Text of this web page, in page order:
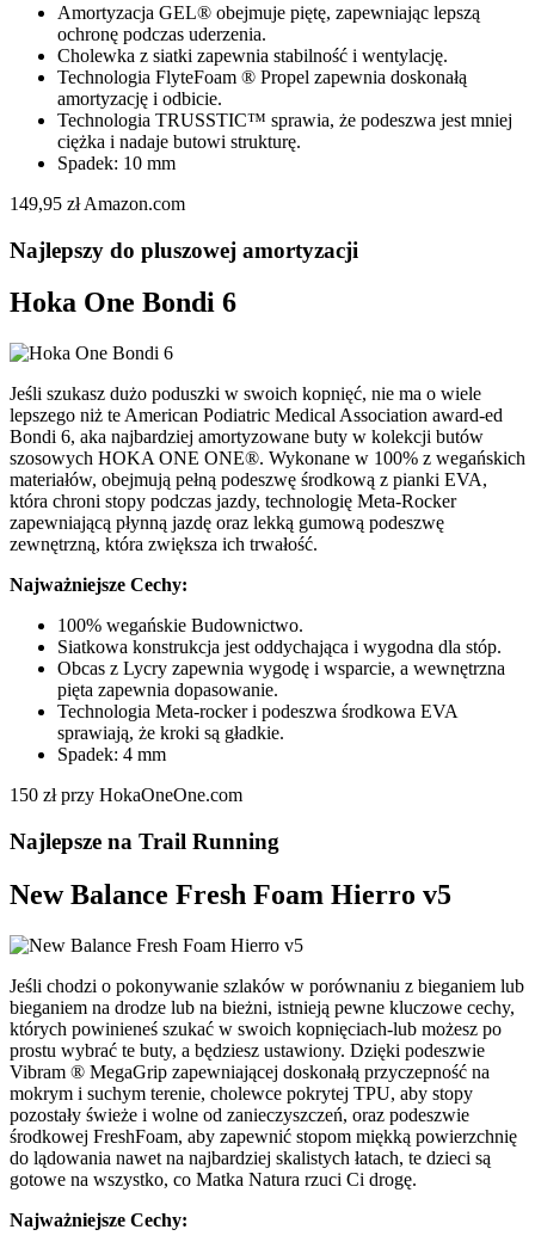
Amortyzacja GEL® obejmuje piętę, zapewniając lepszą
ochronę podczas uderzenia.
Cholewka z siatki zapewnia stabilność i wentylację.
Technologia FlyteFoam ® Propel zapewnia doskonałą
amortyzację i odbicie.
Technologia TRUSSTIC™ sprawia, że podeszwa jest mniej
ciężka i nadaje butowi strukturę.
Spadek: 10 mm
149,95 zł Amazon.com
Najlepszy do pluszowej amortyzacji
Hoka One Bondi 6
Jeśli szukasz dużo poduszki w swoich kopnięć, nie ma o wiele
lepszego niż te American Podiatric Medical Association award-ed
Bondi 6, aka najbardziej amortyzowane buty w kolekcji butów
szosowych HOKA ONE ONE®. Wykonane w 100% z wegańskich
materiałów, obejmują pełną podeszwę środkową z pianki EVA,
która chroni stopy podczas jazdy, technologię Meta-Rocker
zapewniającą płynną jazdę oraz lekką gumową podeszwę
zewnętrzną, która zwiększa ich trwałość.
Najważniejsze Cechy:
100% wegańskie Budownictwo.
Siatkowa konstrukcja jest oddychająca i wygodna dla stóp.
Obcas z Lycry zapewnia wygodę i wsparcie, a wewnętrzna
pięta zapewnia dopasowanie.
Technologia Meta-rocker i podeszwa środkowa EVA
sprawiają, że kroki są gładkie.
Spadek: 4 mm
150 zł przy HokaOneOne.com
Najlepsze na Trail Running
New Balance Fresh Foam Hierro v5
Jeśli chodzi o pokonywanie szlaków w porównaniu z bieganiem lub
bieganiem na drodze lub na bieżni, istnieją pewne kluczowe cechy,
których powinieneś szukać w swoich kopnięciach-lub możesz po
prostu wybrać te buty, a będziesz ustawiony. Dzięki podeszwie
Vibram ® MegaGrip zapewniającej doskonałą przyczepność na
mokrym i suchym terenie, cholewce pokrytej TPU, aby stopy
pozostały świeże i wolne od zanieczyszczeń, oraz podeszwie
środkowej FreshFoam, aby zapewnić stopom miękką powierzchnię
do lądowania nawet na najbardziej skalistych łatach, te dzieci są
gotowe na wszystko, co Matka Natura rzuci Ci drogę.
Najważniejsze Cechy: